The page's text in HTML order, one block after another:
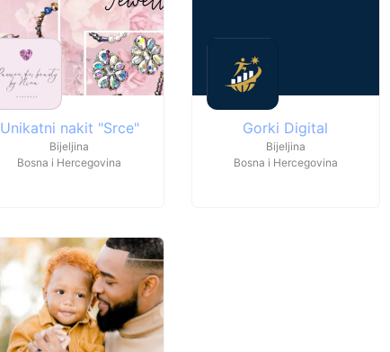
Unikatni nakit "Srce"
Bijeljina
Bosna i Hercegovina
Gorki Digital
Bijeljina
Bosna i Hercegovina